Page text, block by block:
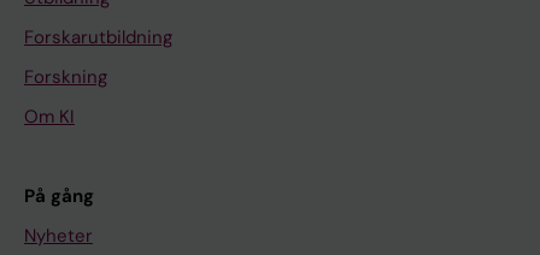
Forskarutbildning
Forskning
Om KI
På gång
Nyheter